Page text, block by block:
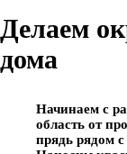
Делаем
дома
Начинаем с
область от
прядь рядом с